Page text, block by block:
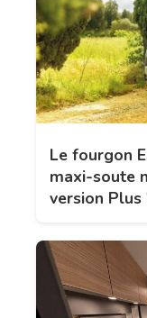
Le fourgon
maxi-soute
version Plus